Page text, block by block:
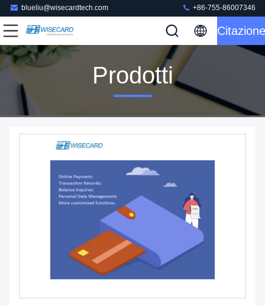
blueliu@wisecardtech.com +86-755-86007346
Citazione
Prodotti